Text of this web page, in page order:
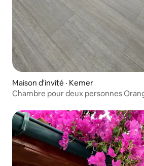
Maison d'invité · Kemer
Chambre pour deux personnes